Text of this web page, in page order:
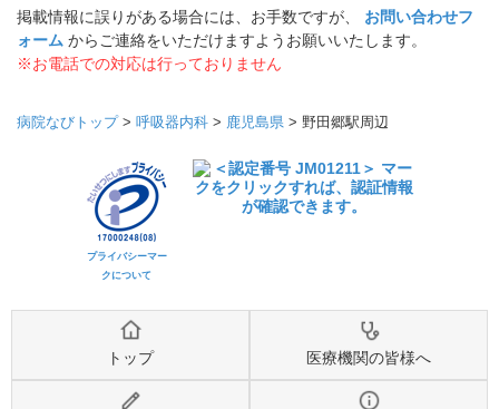
掲載情報に誤りがある場合には、お手数ですが、 お問い合わせフ
ォーム からご連絡をいただけますようお願いいたします。
※お電話での対応は行っておりません
病院なびトップ> 呼吸器内科 > 鹿児島県 > 野田郷駅周辺
プライバシーマー
クについて
トップ 医療機関の皆様へ